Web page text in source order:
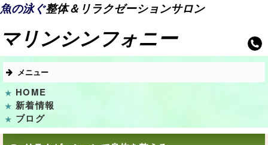
魚の泳ぐ整体＆リラクゼーションサロン
マリンシンフォニー
メニュー
HOME
新着情報
ブログ